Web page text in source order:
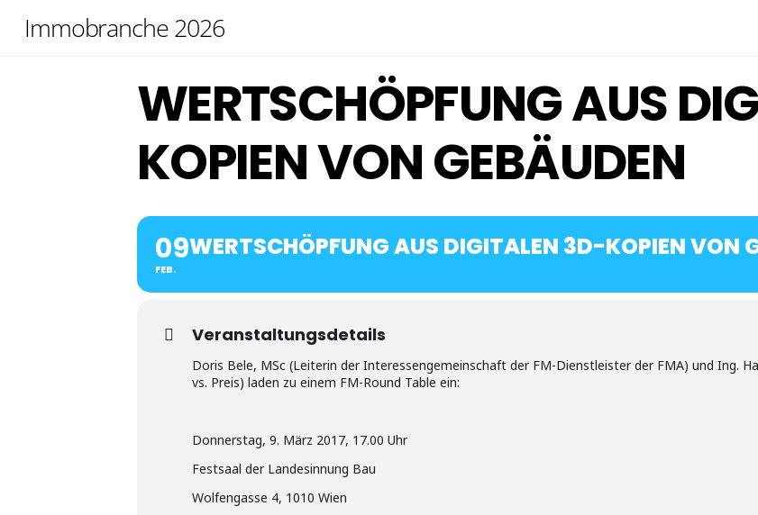
Immobranche 2026
WERTSCHÖPFUNG AUS
KOPIEN VON GEBÄUDEN
09
FEB.
WERTSCHÖPFUNG AUS DIGITALEN 3D-KOPIEN VON
Veranstaltungsdetails
Doris Bele, MSc (Leiterin der Interessengemeinschaft der FM-Dienstleister der FMA) und Ing.
vs. Preis) laden zu einem FM-Round Table ein:
Donnerstag, 9. März 2017, 17.00 Uhr
Festsaal der Landesinnung Bau
Wolfengasse 4, 1010 Wien